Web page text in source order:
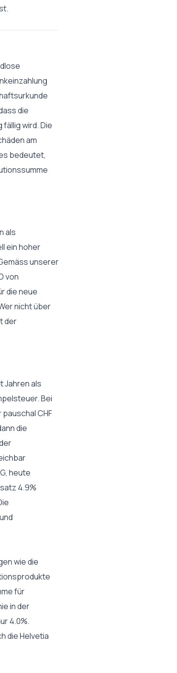
die
wird. Die
am
bedeutet,
als
ein hoher
unserer
von
die neue
nicht über
der
Jahren als
Bei
CHF
die
heute
4.9%
wie die
für
in der
4.0%.
die Helvetia